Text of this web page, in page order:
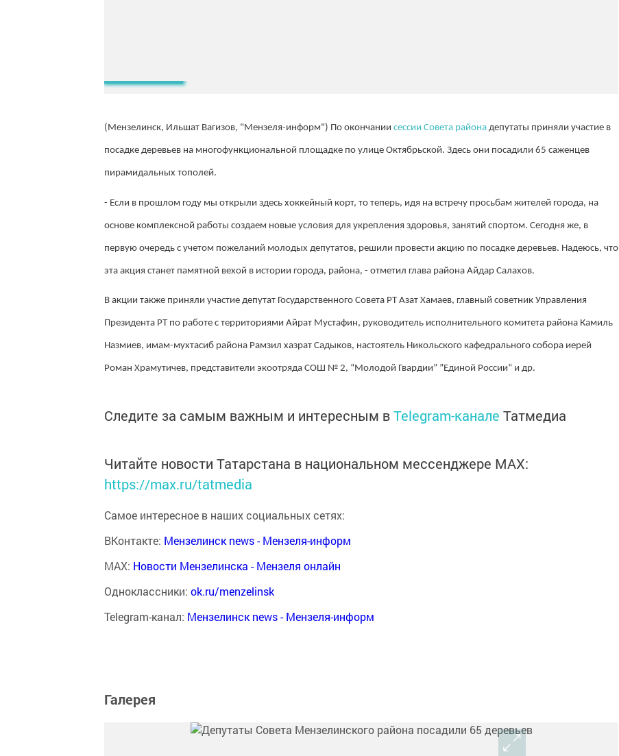
(Мензелинск, Ильшат Вагизов, "Мензеля-информ") По окончании сессии Совета района депутаты приняли участие в
посадке деревьев на многофункциональной площадке по улице Октябрьской. Здесь они посадили 65 саженцев
пирамидальных тополей.
- Если в прошлом году мы открыли здесь хоккейный корт, то теперь, идя на встречу просьбам жителей города, на
основе комплексной работы создаем новые условия для укрепления здоровья, занятий спортом. Сегодня же, в
первую очередь с учетом пожеланий молодых депутатов, решили провести акцию по посадке деревьев. Надеюсь, что
эта акция станет памятной вехой в истории города, района, - отметил глава района Айдар Салахов.
В акции также приняли участие депутат Государственного Совета РТ Азат Хамаев, главный советник Управления
Президента РТ по работе с территориями Айрат Мустафин, руководитель исполнительного комитета района Камиль
Назмиев, имам-мухтасиб района Рамзил хазрат Садыков, настоятель Никольского кафедрального собора иерей
Роман Храмутичев, представители экоотряда СОШ № 2, “Молодой Гвардии” ”Единой России“ и др.
Следите за самым важным и интересным вTelegram-канале Татмедиа
Читайте новости Татарстана в национальном мессенджере MАХ:
https://max.ru/tatmedia
Самое интересное в наших социальных сетях:
ВКонтакте: Мензелинск news - Мензеля-информ
MAX: Новости Мензелинска - Мензеля онлайн
Одноклассники: ok.ru/menzelinsk
Telegram-канал: Мензелинск news - Мензеля-информ
Галерея